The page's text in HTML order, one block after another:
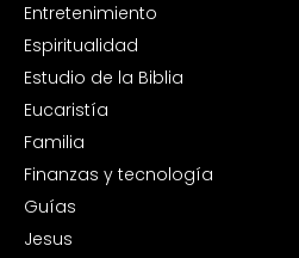
Entretenimiento
Espiritualidad
Estudio de la Biblia
Eucaristía
Familia
Finanzas y tecnología
Guías
Jesus